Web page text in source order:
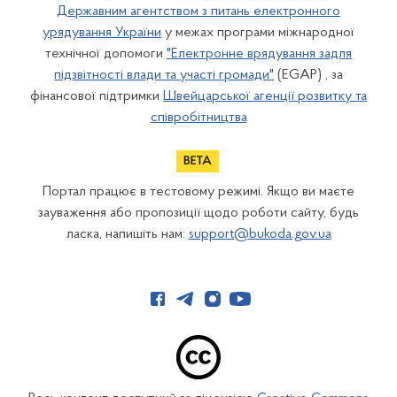
Державним агентством з питань електронного
урядування України у межах програми міжнародної
технічної допомоги "Електронне врядування задля
підзвітності влади та участі громади" (EGAP) , за
фінансової підтримки Швейцарської агенції розвитку та
співробітництва
Портал працює в тестовому режимі. Якщо ви маєте
зауваження або пропозиції щодо роботи сайту, будь
ласка, напишіть нам: support@bukoda.gov.ua